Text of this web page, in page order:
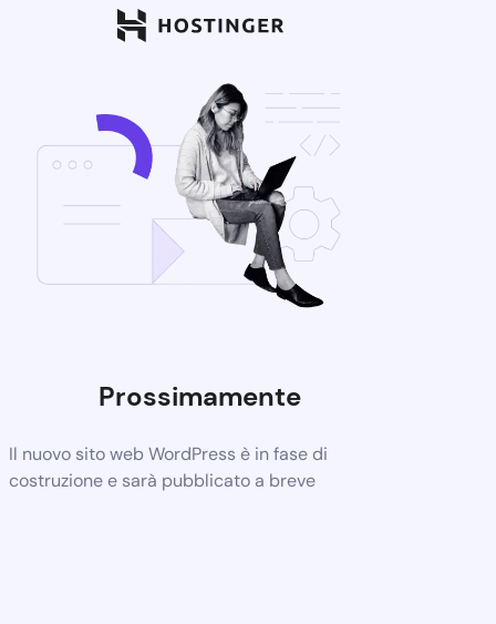
Prossimamente
Il nuovo sito web WordPress è in fase di
costruzione e sarà pubblicato a breve